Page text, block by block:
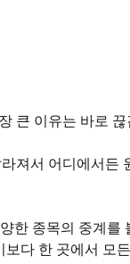
큰 이유는 바로
져서 어디에서
종목의 중계
다 한 곳에서 모